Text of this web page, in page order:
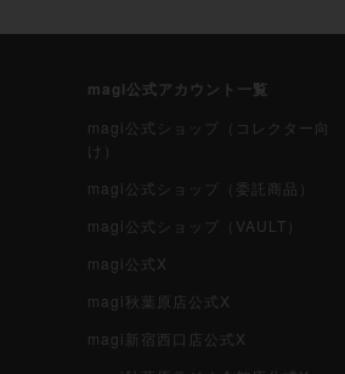
magi公式アカウント一覧
magi公式ショップ（コレクター向
け）
magi公式ショップ（委託商品）
magi公式ショップ（VAULT）
magi公式X
magi秋葉原店公式X
magi新宿西口店公式X